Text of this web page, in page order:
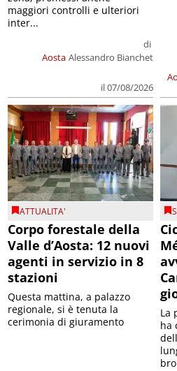
Aosta
di
Alessandro Bianchet
il 07/08/2026
maggiori controlli e ulteriori
inter...
ATTUALITA'
Corpo forestale della
Valle d’Aosta: 12 nuovi
agenti in servizio in 8
stazioni
Questa mattina, a palazzo
regionale, si è tenuta la
cerimonia di giuramento
La
ha